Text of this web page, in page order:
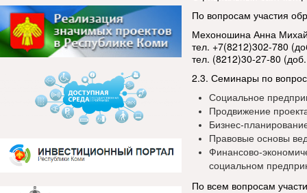
По вопросам участия
Мехоношина Анна
тел. +7(8212)302-780
тел. (8212)30-27-80
2.3. Семинары по
Социальное
Продвижение
Бизнес-
Правовые основы
Финансово-
социальном
По всем вопросам